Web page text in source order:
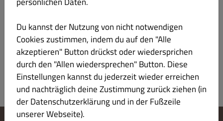
Anmeldung
Du kannst der Nutzung von nicht notwendigen
Cookies zustimmen, indem du auf den "Alle
akzeptieren" Button drückst oder wiedersprichen
durch den "Allen wiedersprechen" Button. Diese
Einstellungen kannst du jederzeit wieder erreichen
und nachträglich deine Zustimmung zurück ziehen (in
der Datenschutzerklärung und in der Fußzeile
unserer Webseite).